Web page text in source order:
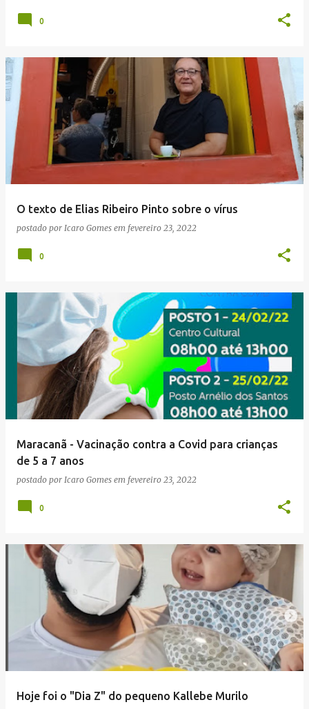
0
O texto de Elias Ribeiro Pinto sobre o vírus
postado por Icaro Gomes em fevereiro 23, 2022
0
Maracanã - Vacinação contra a Covid para crianças
de 5 a 7 anos
postado por Icaro Gomes em fevereiro 23, 2022
0
Hoje foi o "Dia Z" do pequeno Kallebe Murilo